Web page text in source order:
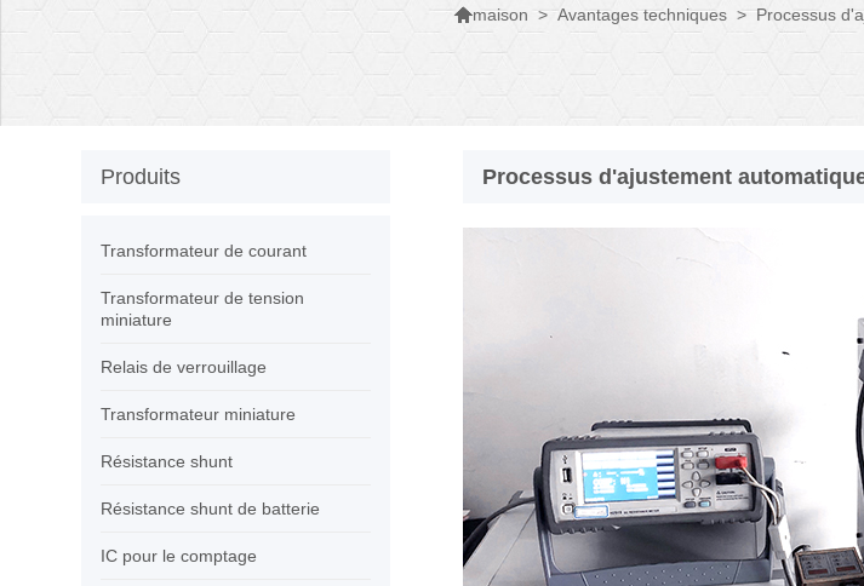
maison > Avantages techniques > Processus
Processus d'ajustement
Produits
Transformateur de courant
Transformateur de tension
miniature
Relais de verrouillage
Transformateur miniature
Résistance shunt
Résistance shunt de batterie
IC pour le comptage